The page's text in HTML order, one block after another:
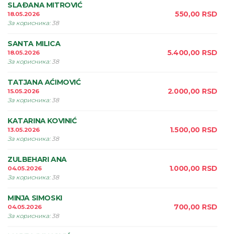
SLAÐANA MITROVIĆ
18.05.2026
За корисника:38
550,00 RSD
SANTA MILICA
18.05.2026
За корисника:38
5.400,00 RSD
TATJANA AĆIMOVIĆ
15.05.2026
За корисника:38
2.000,00 RSD
KATARINA KOVINIĆ
13.05.2026
За корисника:38
1.500,00 RSD
ZULBEHARI ANA
04.05.2026
За корисника:38
1.000,00 RSD
MINJA SIMOSKI
04.05.2026
За корисника:38
700,00 RSD